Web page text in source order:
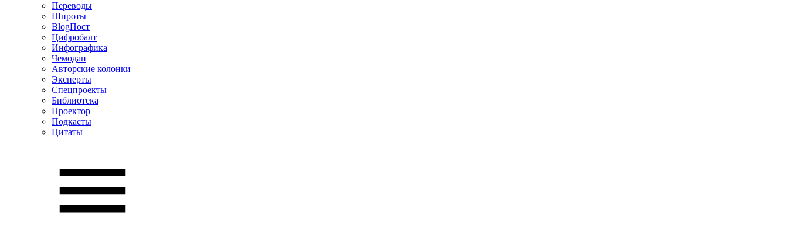
Переводы
Шпроты
BlogПост
Цифробалт
Инфографика
Чемодан
Авторские колонки
Эксперты
Спецпроекты
Библиотека
Проектор
Подкасты
Цитаты